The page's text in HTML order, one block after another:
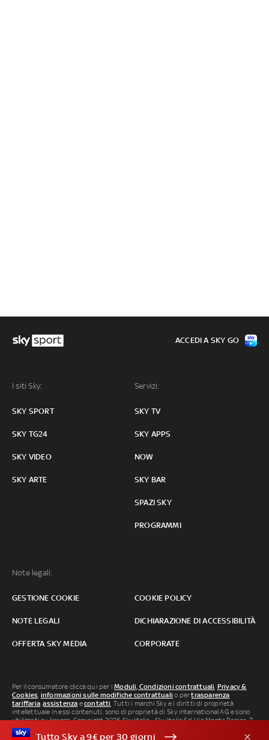
I siti Sky:
SKY SPORT
SKY TG24
SKY VIDEO
SKY ARTE
Servizi:
SKY TV
SKY APPS
NOW
SKY BAR
SPAZI SKY
PROGRAMMI
Note legali:
GESTIONE COOKIE COOKIE POLICY
NOTE LEGALI DICHIARAZIONE DI ACCESSIBILITÀ
OFFERTA SKY MEDIA CORPORATE
ACCEDI A SKY GO
Per il consumatore clicca qui per iModuli, Condizioni contrattuali Privacy &
Cookies informazioni sulle modifiche contrattuali o pertrasparenza
tariffaria ,assistenza econtatti . Tutti i marchi Sky e i diritti di proprietà
intellettuale in essi contenuti, sono di proprietà di Sky international AG e sono
utilizzati su licenza. Copyright 2026 Sky Italia - Sky Italia Srl Via Monte Penice, 7 -
20138 Milano P.IVA 04619241005. SkyTG24: ISSN 3035-1537 e SkySport: ISSN
3035-1545.Segnalazione Abusi
Tutto Sky a 9€ per 30 giorni